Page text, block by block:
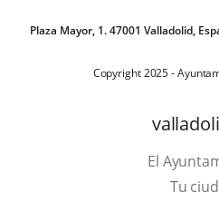
Plaza Mayor, 1. 47001 Valladolid,
Copyright 2025 -
El
Tu